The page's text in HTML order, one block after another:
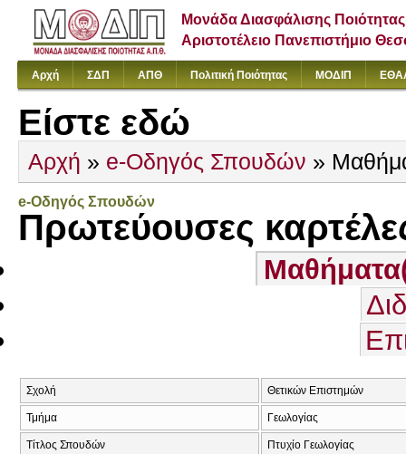
Μονάδα Διασφάλισης Ποιότητας
Αριστοτέλειο Πανεπιστήμιο
Αρχή ΣΔΠ ΑΠΘ Πολιτική Ποιότητας ΜΟΔΙΠ
Είστε εδώ
Αρχή » e-Οδηγός Σπουδών »
e-Οδηγός Σπουδών
Πρωτεύουσες
Μαθήματα
Σχολή Θετικών Επιστημών
Τμήμα Γεωλογίας
Τίτλος Σπουδών Πτυχίο Γεωλογίας